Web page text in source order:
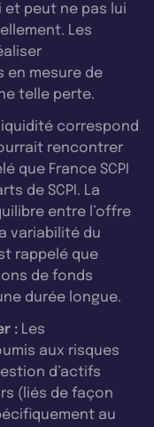
et peut ne pas lui
Les
en mesure de
telle perte.
correspond
rencontrer
que France SCPI
de SCPI. La
entre l’offre
variabilité du
rappelé que
de fonds
durée longue.
: Les
aux risques
d’actifs
(liés de façon
au